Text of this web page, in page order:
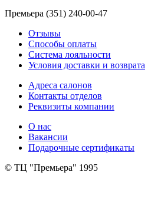
Премьера (351) 240-00-47
Отзывы
Способы оплаты
Система лояльности
Условия доставки и возврата
Адреса салонов
Контакты отделов
Реквизиты компании
О нас
Вакансии
Подарочные сертификаты
© ТЦ "Премьера" 1995